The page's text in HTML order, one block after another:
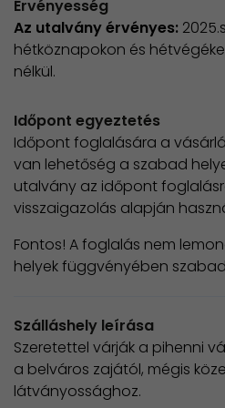
Érvényesség
Az utalvány érvényes:
hétköznapokon és
nélkül.
Időpont egyeztetés
Időpont foglalására a
van lehetőség a szabad
utalvány az időpont
visszaigazolás alapján
Fontos! A foglalás nem
helyek függvényében
Szálláshely leírása
Szeretettel várják a pihenni
a belváros zajától, mégis
látványossághoz.